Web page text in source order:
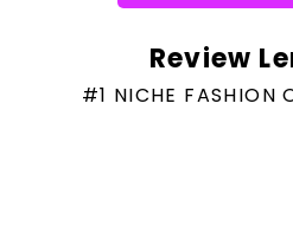
Review
#1 NICHE FASHION